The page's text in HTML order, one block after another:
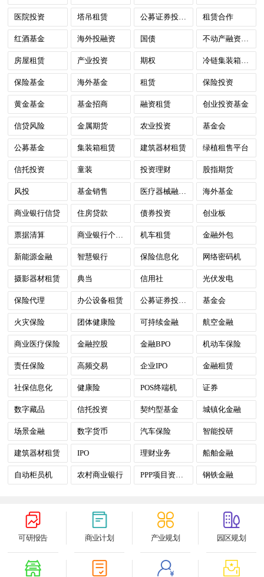
医院投资 塔吊租赁 公募证券投资基金 租赁合作
红酒基金 海外投融资 国债
房屋租赁 产业投资 期权
保险基金 海外基金 租赁 保险投资
黄金基金 基金招商 融资租赁 创业投资基金
信贷风险 金属期货 农业投资 基金会
公募基金 集装箱租赁 建筑器材租赁 绿植租售平台
信托投资 童装 投资理财 股指期货
风投 基金销售 海外基金
商业银行信贷 住房贷款 债券投资 创业板
票据清算 商业银行个人理财 机车租赁 金融外包
新能源金融 智慧银行 保险信息化 网络密码机
摄影器材租赁 典当 信用社 光伏发电
保险代理 办公设备租赁 公募证券投资基金 基金会
火灾保险 团体健康险 可持续金融 航空金融
商业医疗保险 金融控股 金融BPO 机动车保险
责任保险 高频交易 企业IPO 金融租赁
社保信息化 健康险 POS终端机 证券
数字藏品 信托投资 契约型基金 城镇化金融
场景金融 数字货币 汽车保险 智能投研
建筑器材租赁 IPO 理财业务 船舶金融
自动柜员机 农村商业银行 钢铁金融
可研报告 商业计划 产业规划 园区规划